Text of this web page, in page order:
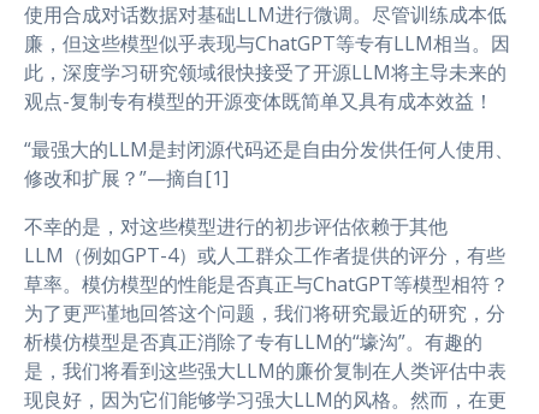
使用合成对话数据对基础LLM进行微调。尽管训练成本低
廉，但这些模型似乎表现与ChatGPT等专有LLM相当。因
此，深度学习研究领域很快接受了开源LLM将主导未来的
观点-复制专有模型的开源变体既简单又具有成本效益！
“最强大的LLM是封闭源代码还是自由分发供任何人使用、
修改和扩展？”—摘自[1]
不幸的是，对这些模型进行的初步评估依赖于其他
LLM（例如GPT-4）或人工群众工作者提供的评分，有些
草率。模仿模型的性能是否真正与ChatGPT等模型相符？
为了更严谨地回答这个问题，我们将研究最近的研究，分
析模仿模型是否真正消除了专有LLM的“壕沟”。有趣的
是，我们将看到这些强大LLM的廉价复制在人类评估中表
现良好，因为它们能够学习强大LLM的风格。然而，在更